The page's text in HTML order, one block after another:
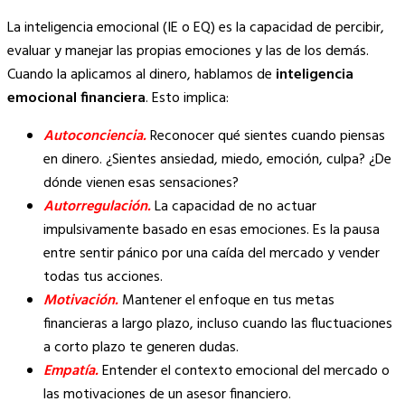
La inteligencia emocional (IE o EQ) es la capacidad de percibir,
evaluar y manejar las propias emociones y las de los demás.
Cuando la aplicamos al dinero, hablamos de inteligencia
emocional financiera. Esto implica:
Autoconciencia.Reconocer qué sientes cuando piensas
en dinero. ¿Sientes ansiedad, miedo, emoción, culpa? ¿De
dónde vienen esas sensaciones?
Autorregulación.La capacidad de no actuar
impulsivamente basado en esas emociones. Es la pausa
entre sentir pánico por una caída del mercado y vender
todas tus acciones.
Motivación.Mantener el enfoque en tus metas
financieras a largo plazo, incluso cuando las fluctuaciones
a corto plazo te generen dudas.
Empatía.Entender el contexto emocional del mercado o
las motivaciones de un asesor financiero.